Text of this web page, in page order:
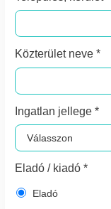
Közterület neve *
Ingatlan jellege *
Eladó / kiadó *
Eladó